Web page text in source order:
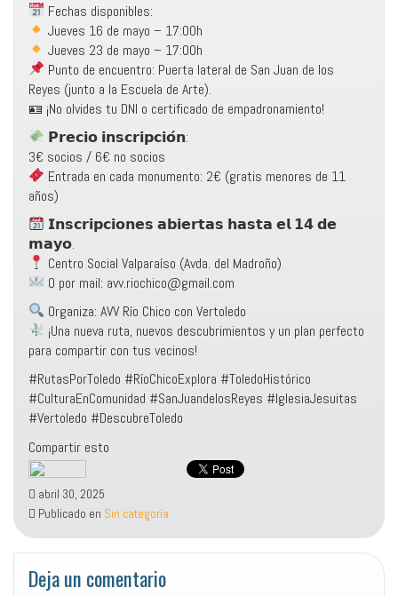
Fechas disponibles:
Jueves 16 de mayo – 17:00h
Jueves 23 de mayo – 17:00h
Punto de encuentro: Puerta lateral de San Juan de los
Reyes (junto a la Escuela de Arte).
🪪 ¡No olvides tu DNI o certificado de empadronamiento!
𝗣𝗿𝗲𝗰𝗶𝗼 𝗶𝗻𝘀𝗰𝗿𝗶𝗽𝗰𝗶𝗼́𝗻:
3€ socios / 6€ no socios
Entrada en cada monumento: 2€ (gratis menores de 11
años)
𝗜𝗻𝘀𝗰𝗿𝗶𝗽𝗰𝗶𝗼𝗻𝗲𝘀 𝗮𝗯𝗶𝗲𝗿𝘁𝗮𝘀 𝗵𝗮𝘀𝘁𝗮 𝗲𝗹 𝟭𝟰 𝗱𝗲
𝗺𝗮𝘆𝗼.
Centro Social Valparaíso (Avda. del Madroño)
O por mail: avv.riochico@gmail.com
Organiza: AVV Río Chico con Vertoledo
¡Una nueva ruta, nuevos descubrimientos y un plan perfecto
para compartir con tus vecinos!
#RutasPorToledo #RíoChicoExplora #ToledoHistórico
#CulturaEnComunidad #SanJuandelosReyes #IglesiaJesuitas
#Vertoledo #DescubreToledo
Compartir esto
abril 30, 2025
Publicado en Sin categoría
Deja un comentario